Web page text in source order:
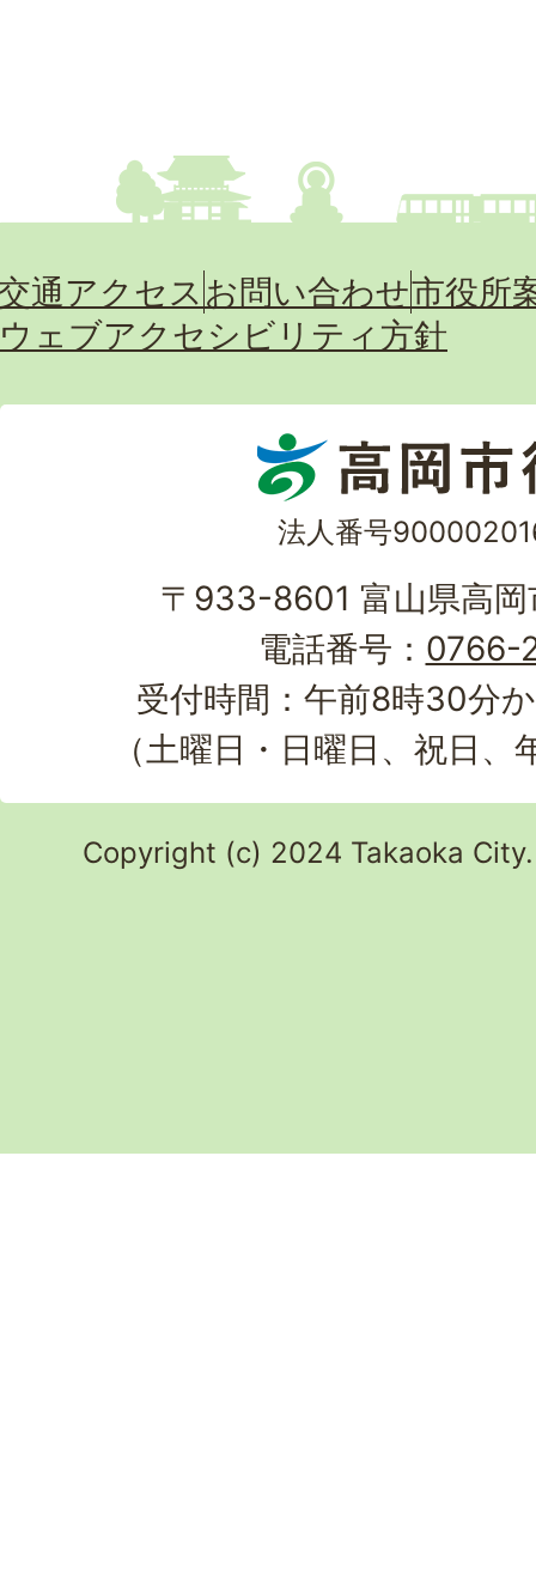
通アクセス お問い合わせ市役所
ウェブアクセシビリティ方針
法人番号
〒933-8601 富山県高
電話番号： 0766-
受付時間：午前8時30分
（土曜日・日曜日、祝日
Copyright (c) 2024 Takaoka